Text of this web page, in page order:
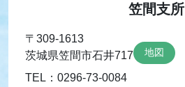
笠間支所
〒309-1613
茨城県笠間市石井717
地図
TEL：0296-73-0084